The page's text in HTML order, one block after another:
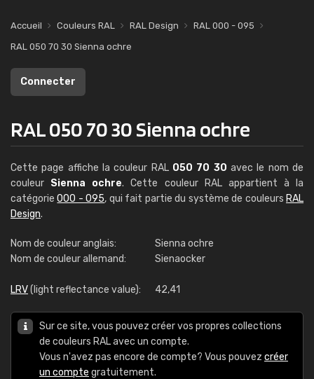
Accueil Couleurs RAL RAL Design
RAL 000 - 095
RAL 050 70 30 Sienna ochre
Connecter
RAL 050 70 30 Sienna ochre
Cette page affiche la couleur RAL 050 70 30 avec le nom de
couleur Sienna ochre. Cette couleur RAL appartient à la
catégorie000 - 095, qui fait partie du système de couleurs RAL
Design.
Nom de couleur anglais:
Sienna ochre
Nom de couleur allemand:
Sienaocker
LRV(light reflectance value): 42,41
Sur ce site, vous pouvez créer vos propres collections
de couleurs RAL avec un compte.
Vous n'avez pas encore de compte? Vous pouvez créer
un compte gratuitement.